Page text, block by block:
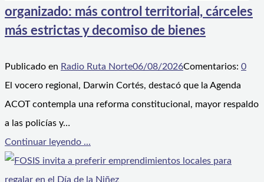
organizado: más control territorial, cárceles
más estrictas y decomiso de bienes
Publicado en Radio Ruta Norte06/08/2026Comentarios: 0
El vocero regional, Darwin Cortés, destacó que la Agenda
ACOT contempla una reforma constitucional, mayor respaldo
a las policías y…
Continuar leyendo ...